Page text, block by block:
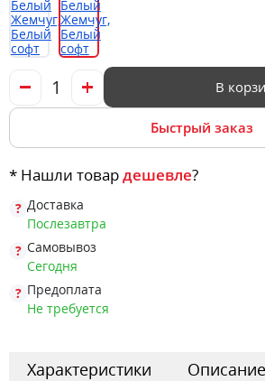
В
Быстрый заказ
* Нашли товардешевле?
Доставка
Послезавтра
Самовывоз
Сегодня
Предоплата
Не требуется
Характеристики
Описание